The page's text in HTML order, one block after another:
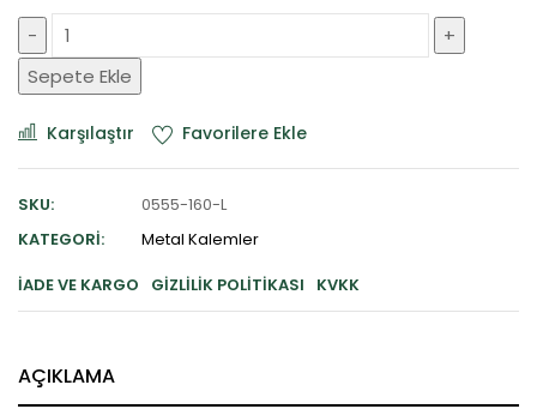
Sepete Ekle
Karşılaştır Favorilere Ekle
SKU:
0555-160-L
KATEGORI:
Metal Kalemler
İADE VE KARGO
GIZLILIK POLITIKASI KVKK
AÇIKLAMA